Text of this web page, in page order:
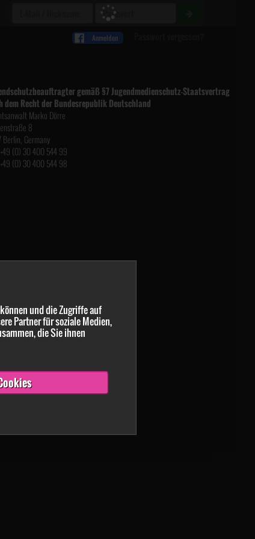
und die Zugriffe auf
Partner für soziale Medien,
die Sie ihnen
Anmelden
gemäß §7 Jugendmedienschutz-Staatsvertrag
dem Recht der Bundesrepublik Deutschland
Marko Dörre
8
Berlin, Germany
+49 (0) 30 400 544 99
+49 (0) 30 400 544 98